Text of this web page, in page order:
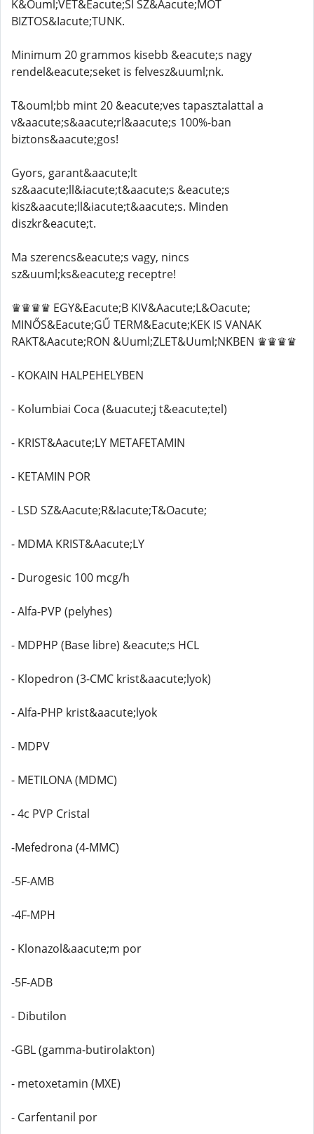
K&Ouml;VET&Eacute;SI SZ&Aacute;MOT
BIZTOS&Iacute;TUNK.
Minimum 20 grammos kisebb &eacute;s nagy
rendel&eacute;seket is felvesz&uuml;nk.
T&ouml;bb mint 20 &eacute;ves tapasztalattal a
v&aacute;s&aacute;rl&aacute;s 100%-ban
biztons&aacute;gos!
Gyors, garant&aacute;lt
sz&aacute;ll&iacute;t&aacute;s &eacute;s
kisz&aacute;ll&iacute;t&aacute;s. Minden
diszkr&eacute;t.
Ma szerencs&eacute;s vagy, nincs
sz&uuml;ks&eacute;g receptre!
♛♛♛♛ EGY&Eacute;B KIV&Aacute;L&Oacute;
MINŐS&Eacute;GŰ TERM&Eacute;KEK IS VANAK
RAKT&Aacute;RON &Uuml;ZLET&Uuml;NKBEN ♛♛♛♛
- KOKAIN HALPEHELYBEN
- Kolumbiai Coca (&uacute;j t&eacute;tel)
- KRIST&Aacute;LY METAFETAMIN
- KETAMIN POR
- LSD SZ&Aacute;R&Iacute;T&Oacute;
- MDMA KRIST&Aacute;LY
- Durogesic 100 mcg/h
- Alfa-PVP (pelyhes)
- MDPHP (Base libre) &eacute;s HCL
- Klopedron (3-CMC krist&aacute;lyok)
- Alfa-PHP krist&aacute;lyok
- MDPV
- METILONA (MDMC)
- 4c PVP Cristal
-Mefedrona (4-MMC)
-5F-AMB
-4F-MPH
- Klonazol&aacute;m por
-5F-ADB
- Dibutilon
-GBL (gamma-butirolakton)
- metoxetamin (MXE)
- Carfentanil por